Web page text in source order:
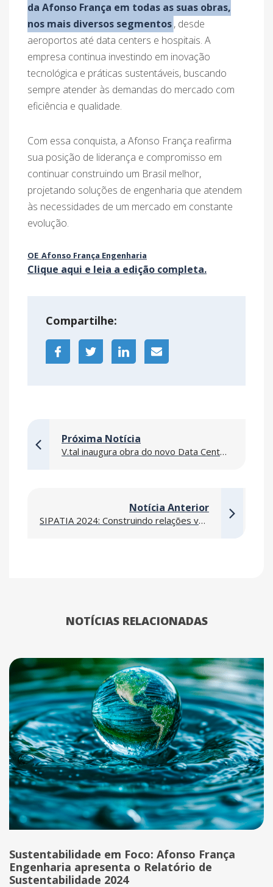
da Afonso França em todas as suas obras,
nos mais diversos segmentos, desde
aeroportos até data centers e hospitais. A
empresa continua investindo em inovação
tecnológica e práticas sustentáveis, buscando
sempre atender às demandas do mercado com
eficiência e qualidade​.
Com essa conquista, a Afonso França reafirma
sua posição de liderança e compromisso em
continuar construindo um Brasil melhor,
projetando soluções de engenharia que atendem
às necessidades de um mercado em constante
evolução.
OE_Afonso França Engenharia
Clique aqui e leia a edição completa.
Compartilhe:
Próxima Notícia
V.tal inaugura obra do novo Data Center Mega Lobster e lança a marca Tecto Data Centers em Fortaleza/CE
Notícia Anterior
SIPATIA 2024: Construindo relações verdadeiras com respeito
NOTÍCIAS RELACIONADAS
Sustentabilidade em Foco: Afonso França
Engenharia apresenta o Relatório de
Sustentabilidade 2024